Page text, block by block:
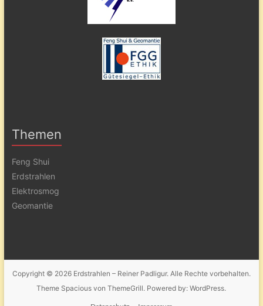
Themen
Feng Shui
Erdstrahlen
Elektrosmog
Geomantie
Copyright © 2026 Erdstrahlen – Reiner Padligur. Alle Rechte vorbehalten.
Theme Spacious von ThemeGrill. Powered by:WordPress.